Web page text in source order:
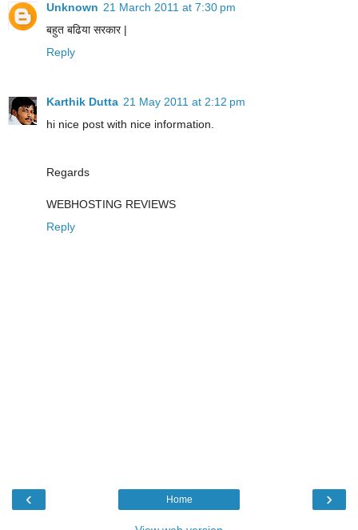
Unknown 21 March 2011 at 7:30 pm
बहुत बढिया सरकार |
Reply
Karthik Dutta 21 May 2011 at 2:12 pm
hi nice post with nice information.
Regards
WEBHOSTING REVIEWS
Reply
‹ ›
Home